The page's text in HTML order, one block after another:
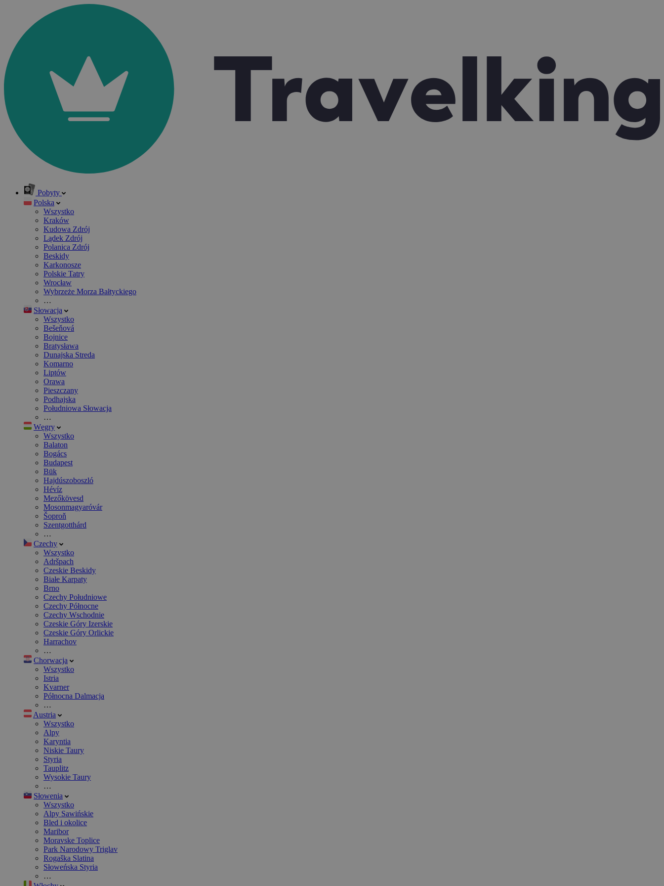
Pobyty
Polska
Wszystko
Kraków
Kudowa Zdrój
Lądek Zdrój
Polanica Zdrój
Beskidy
Karkonosze
Polskie Tatry
Wrocław
Wybrzeże Morza Bałtyckiego
…
Słowacja
Wszystko
Bešeňová
Bojnice
Bratysława
Dunajska Streda
Komarno
Liptów
Orawa
Pieszczany
Podhajska
Południowa Słowacja
…
Węgry
Wszystko
Balaton
Bogács
Budapest
Bük
Hajdúszoboszló
Hévíz
Mezőkövesd
Mosonmagyaróvár
Šoproň
Szentgotthárd
…
Czechy
Wszystko
Adršpach
Czeskie Beskidy
Białe Karpaty
Brno
Czechy Południowe
Czechy Północne
Czechy Wschodnie
Czeskie Góry Izerskie
Czeskie Góry Orlickie
Harrachov
…
Chorwacja
Wszystko
Istria
Kvarner
Północna Dalmacja
…
Austria
Wszystko
Alpy
Karyntia
Niskie Taury
Styria
Tauplitz
Wysokie Taury
…
Słowenia
Wszystko
Alpy Sawińskie
Bled i okolice
Maribor
Moravske Toplice
Park Narodowy Triglav
Rogaška Slatina
Słoweńska Styria
…